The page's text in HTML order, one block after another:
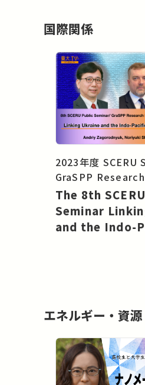
国際関係
2023年度 SCERU
GraSPP
The 8th
Seminar
and the Indo-
エネルギー・資源